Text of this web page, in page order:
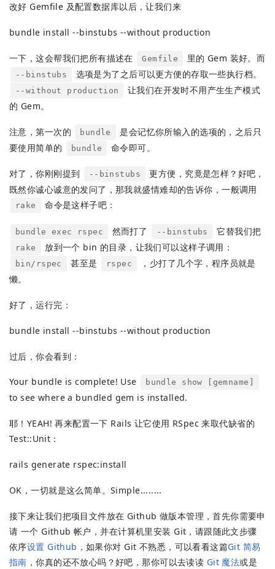
改好 Gemfile 及配置数据库以后，让我们来
bundle install --binstubs --without production
一下，这会帮我们把所有描述在 Gemfile 里的 Gem 装好。而
--binstubs 选项是为了之后可以更方便的存取一些执行档。
--without production
让我们在开发时不用产生生产模式
的 Gem。
注意，第一次的 bundle
是会记忆你所输入的选项的，之后只
要使用简单的
bundle 命令即可。
对了，你刚刚提到 --binstubs
更方便，究竟是怎样？好吧，
既然你诚心诚意的发问了，那我就盛情难却的告诉你，一般调用
rake 命令是这样子吧：
bundle exec rspec 然而打了 --binstubs 它替我们把
rake 放到一个 bin 的目录，让我们可以这样子调用：
bin/rspec 甚至是 rspec
，少打了几个字，程序员就是
懒。
好了，运行完：
bundle install --binstubs --without production
过后，你会看到：
Your bundle is complete! Use bundle show [gemname]
to see where a bundled gem is installed.
耶！YEAH! 再来配置一下 Rails 让它使用 RSpec 来取代缺省的
Test::Unit：
rails generate rspec:install
OK，一切就是这么简单。Simple........
接下来让我们把项目文件放在 Github 做版本管理，首先你需要申
请 一个 Github 帐户，并在计算机里安装 Git，请跟随此文步骤
依序设置 Github ，如果你对 Git 不熟悉，可以看看这篇Git 简易
指南 ，你真的还不放心吗？好吧，那你可以去读读 Git 魔法或是